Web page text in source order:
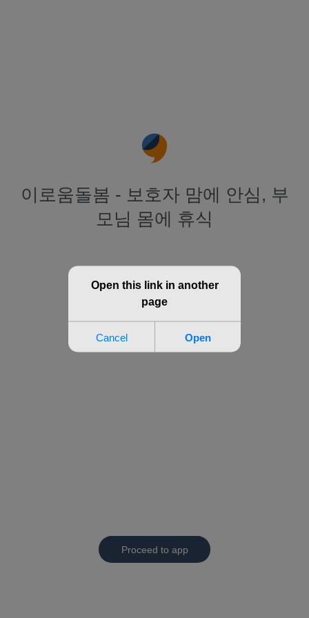
이로움돌봄 - 보호자 맘에 안심, 부
모님 몸에 휴식
Proceed to app